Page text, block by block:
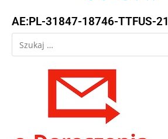
AE:PL-31847-18746-TTFUS-21